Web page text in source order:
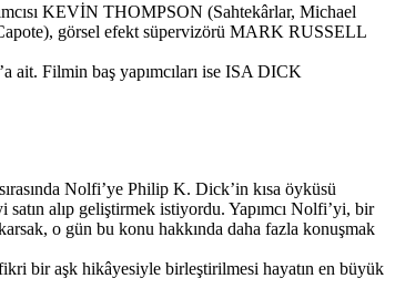
KEVİN THOMPSON (Sahtekârlar, Michael
görsel efekt süpervizörü MARK RUSSELL
Filmin baş yapımcıları ise ISA DICK
Nolfi’ye Philip K. Dick’in kısa öyküsü
alıp geliştirmek istiyordu. Yapımcı Nolfi’yi, bir
o gün bu konu hakkında daha fazla konuşmak
bir aşk hikâyesiyle birleştirilmesi hayatın en büyük